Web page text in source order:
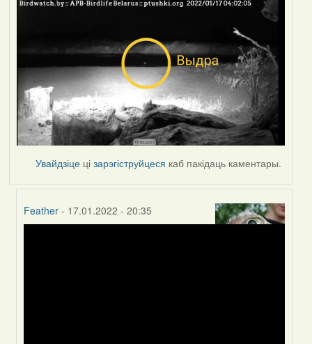
Увайдзіце цізарэгіструйцеся каб пакідаць каментары.
Feather - 17.01.2022 - 20:35